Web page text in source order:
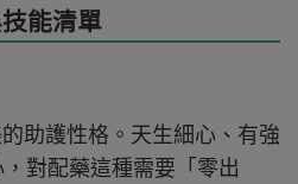
能清單
助護性格。天生細心、有強
對配藥這種需要「零出